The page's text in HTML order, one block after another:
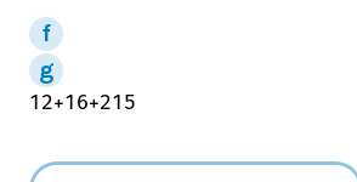
1 2+1 6+215